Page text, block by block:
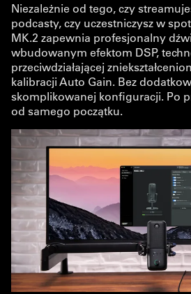
Niezależnie od tego, czy
podcasty, czy uczestniczysz w
MK.2 zapewnia profesjonalny
wbudowanym efektom DSP,
przeciwdziałającej
kalibracji Auto Gain. Bez
skomplikowanej konfiguracji. Po
od samego początku.